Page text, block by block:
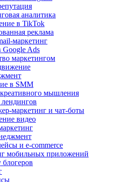
аналитика
в TikTok
реклама
маркетинг
Google Ads
маркетингом
в SMM
мышления
маркетинг и чат-боты
видео
и e-commerce
мобильных приложений
блогеров